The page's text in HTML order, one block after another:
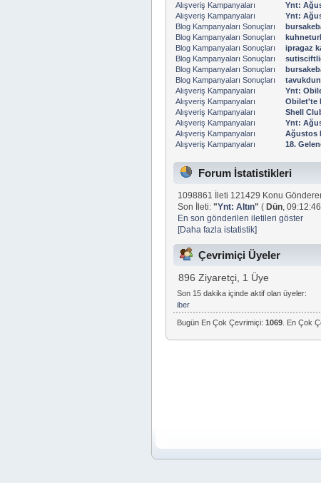
Alışveriş Kampanyaları
Ynt:
Alışveriş Kampanyaları
Ynt:
Blog Kampanyaları Sonuçları
Blog Kampanyaları Sonuçları
Blog Kampanyaları Sonuçları
ipragaz
Blog Kampanyaları Sonuçları
Blog Kampanyaları Sonuçları
Blog Kampanyaları Sonuçları
Alışveriş Kampanyaları
Ynt:
Alışveriş Kampanyaları
Obilet'te
Alışveriş Kampanyaları
Shell
Alışveriş Kampanyaları
Ynt:
Alışveriş Kampanyaları
Ağustos
Alışveriş Kampanyaları
18.
Forum İstatistikleri
1098861 İleti 121429 Konu
Son İleti:"Ynt: Altın" (Dün ,
En son gönderilen iletileri göster
[Daha fazla istatistik]
Çevrimiçi Üyeler
896 Ziyaretçi, 1 Üye
Son 15 dakika içinde aktif olan üyeler:
iber
Bugün En Çok Çevrimiçi:1069 . En Çok